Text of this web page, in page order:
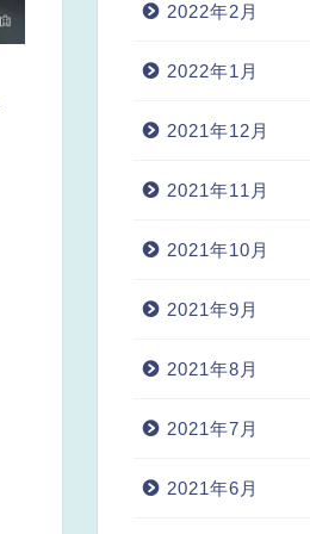
2022年2月
2022年1月
2021年12月
2021年11月
2021年10月
2021年9月
2021年8月
2021年7月
2021年6月